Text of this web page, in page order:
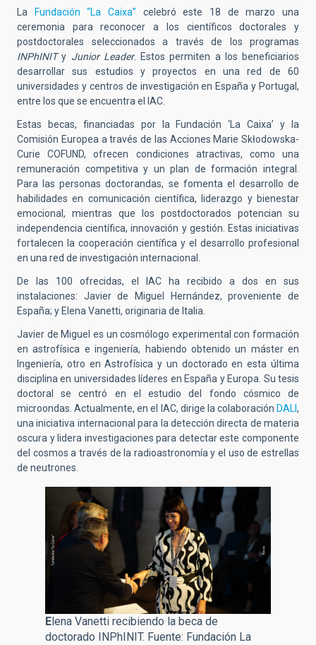
La Fundación “La Caixa” celebró este 18 de marzo una
ceremonia para reconocer a los científicos doctorales y
postdoctorales seleccionados a través de los programas
INPhINITy Junior Leader. Estos permiten a los beneficiarios
desarrollar sus estudios y proyectos en una red de 60
universidades y centros de investigación en España y Portugal,
entre los que se encuentra el IAC.
Estas becas, financiadas por la Fundación ‘La Caixa’ y la
Comisión Europea a través de las Acciones Marie Skłodowska-
Curie COFUND, ofrecen condiciones atractivas, como una
remuneración competitiva y un plan de formación integral.
Para las personas doctorandas, se fomenta el desarrollo de
habilidades en comunicación científica, liderazgo y bienestar
emocional, mientras que los postdoctorados potencian su
independencia científica, innovación y gestión. Estas iniciativas
fortalecen la cooperación científica y el desarrollo profesional
en una red de investigación internacional.
De las 100 ofrecidas, el IAC ha recibido a dos en sus
instalaciones: Javier de Miguel Hernández, proveniente de
España; y Elena Vanetti, originaria de Italia.
Javier de Miguel es un cosmólogo experimental con formación
en astrofísica e ingeniería, habiendo obtenido un máster en
Ingeniería, otro en Astrofísica y un doctorado en esta última
disciplina en universidades líderes en España y Europa. Su tesis
doctoral se centró en el estudio del fondo cósmico de
microondas. Actualmente, en el IAC, dirige la colaboración DALI,
una iniciativa internacional para la detección directa de materia
oscura y lidera investigaciones para detectar este componente
del cosmos a través de la radioastronomía y el uso de estrellas
de neutrones.
E lena Vanetti recibiendo la beca de
doctorado INPhINIT. Fuente: Fundación La